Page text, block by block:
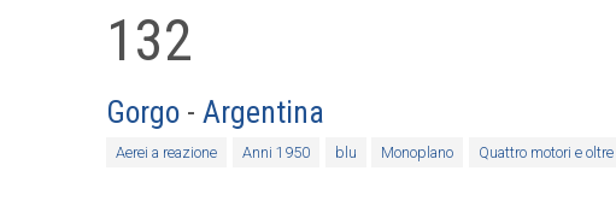
132
Gorgo - Argentina
Aerei a reazione Anni 1950 blu Monoplano Quattro motori e oltre